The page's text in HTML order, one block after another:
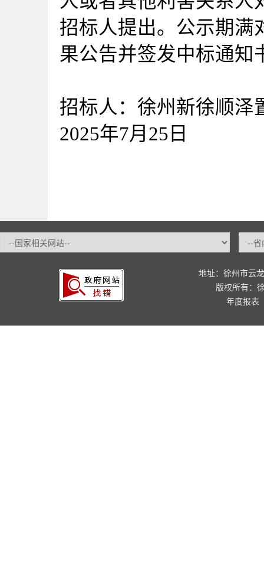
招标人提出。公示期满
果公告并签发中标通知
招标人：徐州新徐顺泽
2025年7月25日
地址：徐州市云
版权所有：
年度报表